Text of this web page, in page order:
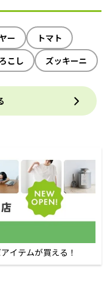
ー
トマト
こし ズッキーニ
イテムが買える！